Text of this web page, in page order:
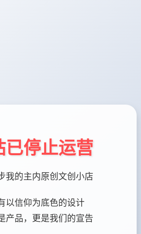
已停止运营
我的主内原创文创小店
以信仰为底色的设计
产品，更是我们的宣告